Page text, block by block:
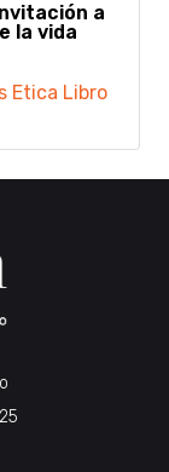
a
la vida
Etica Libro